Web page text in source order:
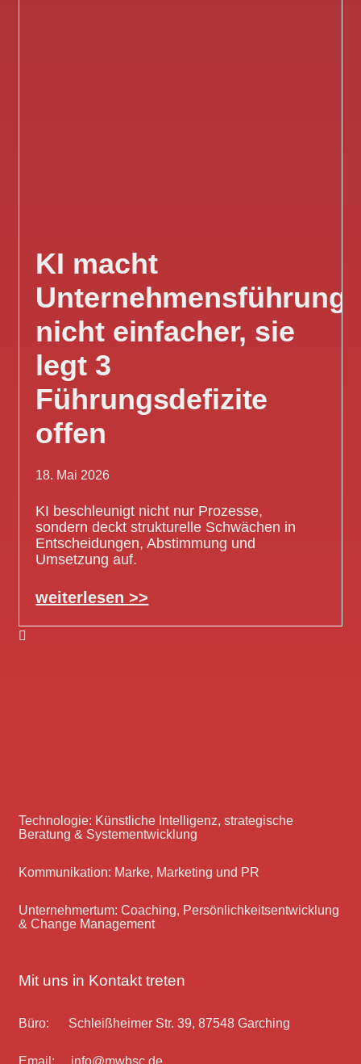
KI macht
Unternehmensführung
nicht einfacher, sie
legt 3
Führungsdefizite
offen
18. Mai 2026
KI beschleunigt nicht nur Prozesse,
sondern deckt strukturelle Schwächen in
Entscheidungen, Abstimmung und
Umsetzung auf.
weiterlesen >>
Technologie: Künstliche Intelligenz, strategische
Beratung & Systementwicklung
Kommunikation: Marke, Marketing und PR
Unternehmertum: Coaching, Persönlichkeitsentwicklung
& Change Management
Mit uns in Kontakt treten
Büro: Schleißheimer Str. 39, 87548 Garching